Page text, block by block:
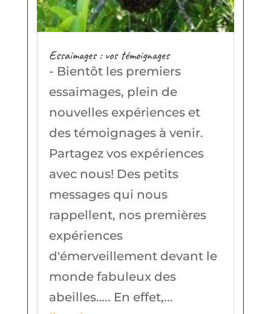
Essaimages : vos témoignages
- Bientôt les premiers
essaimages, plein de
nouvelles expériences et
des témoignages à venir.
Partagez vos expériences
avec nous! Des petits
messages qui nous
rappellent, nos premières
expériences
d'émerveillement devant le
monde fabuleux des
abeilles….. En effet,...